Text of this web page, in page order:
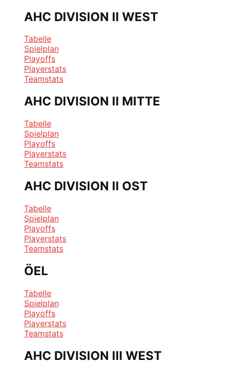
AHC DIVISION II WEST
Tabelle
Spielplan
Playoffs
Playerstats
Teamstats
AHC DIVISION II MITTE
Tabelle
Spielplan
Playoffs
Playerstats
Teamstats
AHC DIVISION II OST
Tabelle
Spielplan
Playoffs
Playerstats
Teamstats
ÖEL
Tabelle
Spielplan
Playoffs
Playerstats
Teamstats
AHC DIVISION III WEST